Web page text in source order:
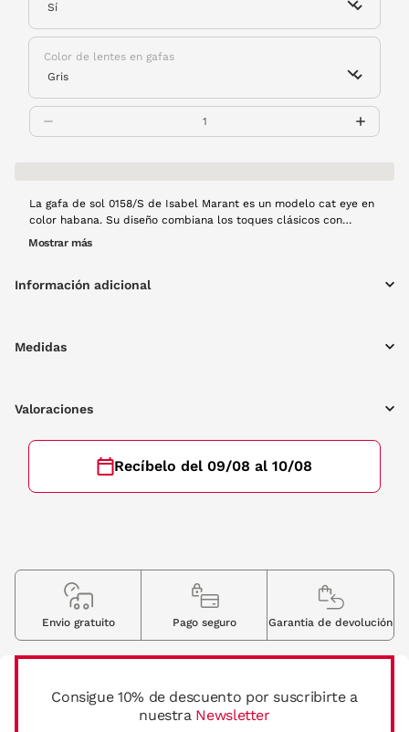
Color de lentes en gafas
La gafa de sol 0158/S de Isabel Marant es un modelo cat eye en
color habana. Su diseño combiana los toques clásicos con
colores rompedores que darán un nuevo aspectoa tu mirada.
Mostrar más
Información adicional
Medidas
Valoraciones
Recíbelo del 09/08 al 10/08
Consigue 10% de descuento por suscribirte a
nuestra Newsletter
Envio gratuito Pago seguro Garantia de devolución